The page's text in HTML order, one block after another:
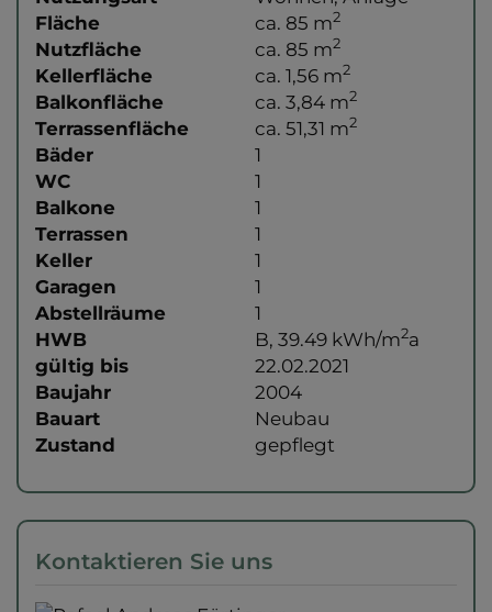
Fläche
ca. 85 m2
Nutzfläche ca. 85 m2
Kellerfläche ca. 1,56 m2
Balkonfläche ca. 3,84 m2
Terrassenfläche ca. 51,31 m2
Bäder
1
WC
1
Balkone
1
Terrassen
1
Keller
1
Garagen
1
Abstellräume
1
HWB
B, 39.49 kWh/m2a
gültig bis
22.02.2021
Baujahr
2004
Bauart
Neubau
Zustand
gepflegt
Kontaktieren Sie uns